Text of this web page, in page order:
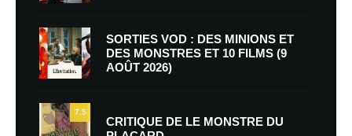
SORTIES VOD : DES MINIONS ET
DES MONSTRES ET 10 FILMS (9
AOÛT 2026)
7.5
CRITIQUE DE LE MONSTRE DU